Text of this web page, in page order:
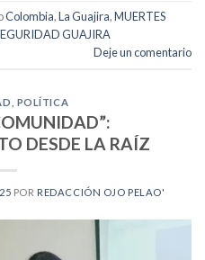
Colombia,La Guajira,MUERTES
GUAJIRA
Deje un comentario
POLÍTICA
DESDE LA RAÍZ
POR REDACCIÓN OJO PELAO'